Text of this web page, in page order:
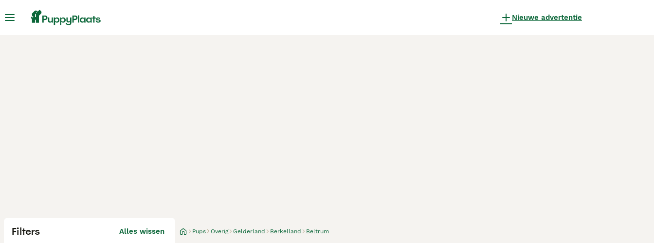
Nieuwe advertentie
Filters Alles wissen Pups Overig Gelderland Berkelland Beltrum